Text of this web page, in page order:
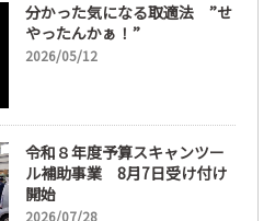
分かった気になる取適法 ”せ
やったんかぁ！”
2026/05/12
令和８年度予算スキャンツー
ル補助事業 8月7日受け付け
開始
2026/07/28